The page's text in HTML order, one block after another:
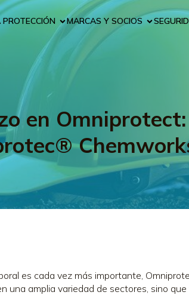
MARCAS Y SOCIOS
en
es cada vez más importante,
una amplia variedad de sectores, sino